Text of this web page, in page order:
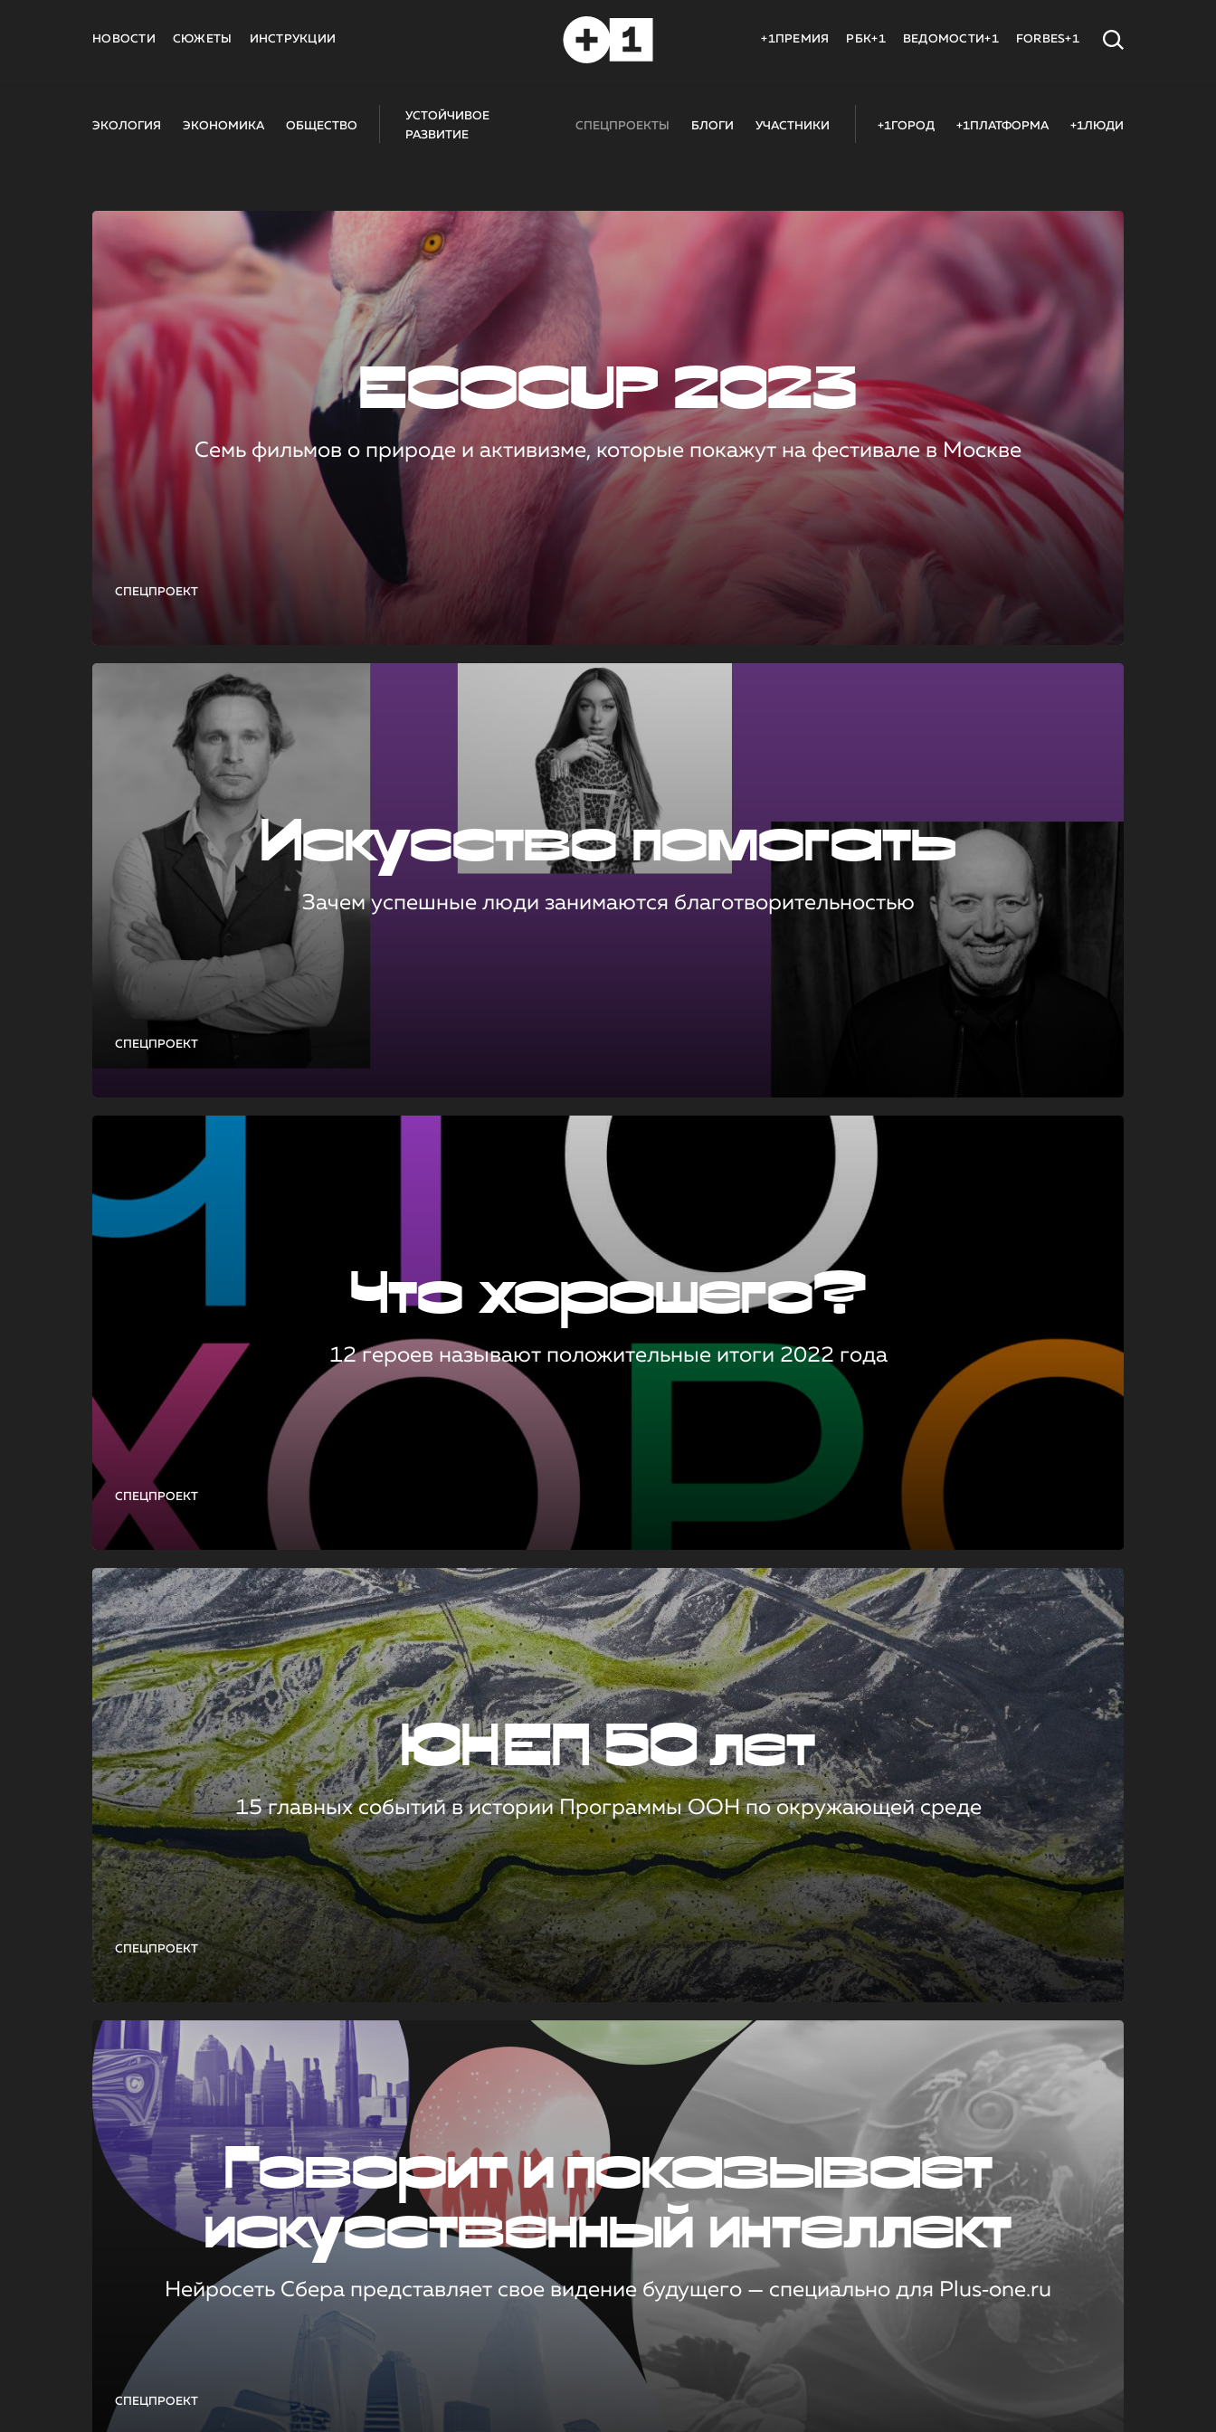
НОВОСТИ СЮЖЕТЫ ИНСТРУКЦИИ +1ПРЕМИЯ РБК+1 ВЕДОМОСТИ+1 FORBES+1
ЭКОЛОГИЯ ЭКОНОМИКА ОБЩЕСТВО
УСТОЙЧИВОЕ
РАЗВИТИЕ
СПЕЦПРОЕКТЫ БЛОГИ УЧАСТНИКИ +1ГОРОД +1ПЛАТФОРМА +1ЛЮДИ
СПЕЦПРОЕКТ
ECOCUP 2023
Семь фильмов о природе и активизме, которые покажут на фестивале в Москве
СПЕЦПРОЕКТ
Искусство помогать
Зачем успешные люди занимаются благотворительностью
СПЕЦПРОЕКТ
Что хорошего?
12 героев называют положительные итоги 2022 года
СПЕЦПРОЕКТ
ЮНЕП 50 лет
15 главных событий в истории Программы ООН по окружающей среде
СПЕЦПРОЕКТ
Говорит и показывает
искусственный интеллект
Нейросеть Сбера представляет свое видение будущего — специально для Plus‑one.ru